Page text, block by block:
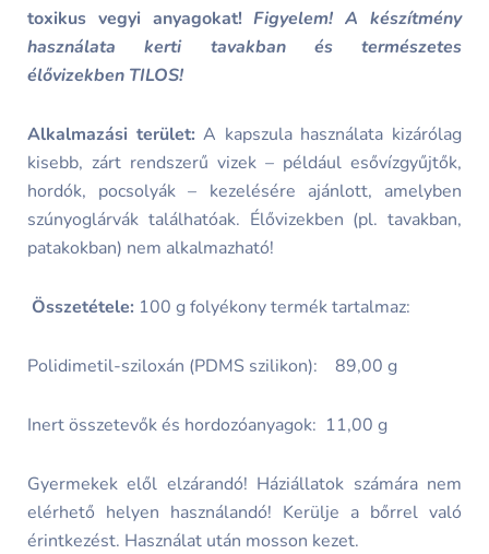
toxikus vegyi anyagokat!Figyelem! A készítmény
használata
kerti tavakban és természetes
élővizekben TILOS!
Alkalmazási terület: A kapszula használata kizárólag
kisebb, zárt rendszerű vizek – például esővízgyűjtők,
hordók, pocsolyák – kezelésére ajánlott, amelyben
szúnyoglárvák találhatóak. Élővizekben (pl. tavakban,
patakokban) nem alkalmazható!
Összetétele: 100 g folyékony termék tartalmaz:
Polidimetil-sziloxán (PDMS szilikon): 89,00 g
Inert összetevők és hordozóanyagok: 11,00 g
Gyermekek elől elzárandó! Háziállatok számára nem
elérhető helyen használandó! Kerülje a bőrrel való
érintkezést. Használat után mosson kezet.